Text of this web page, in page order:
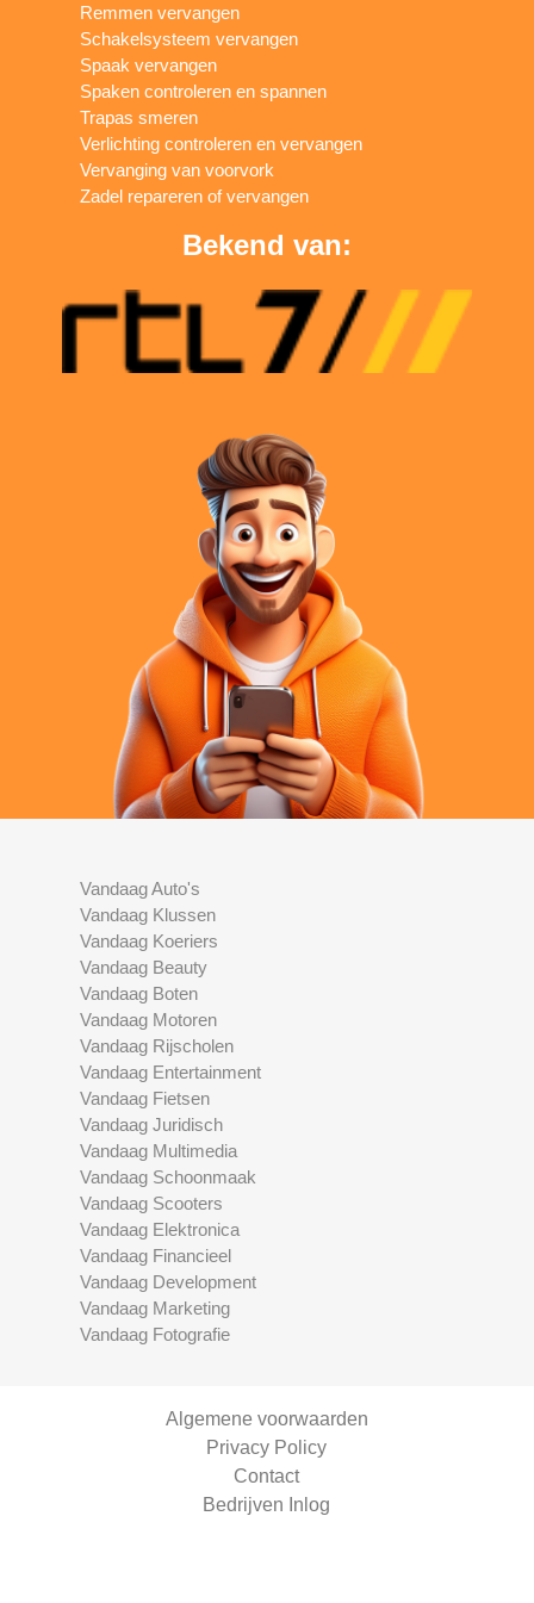
Remmen vervangen
Schakelsysteem vervangen
Spaak vervangen
Spaken controleren en spannen
Trapas smeren
Verlichting controleren en vervangen
Vervanging van voorvork
Zadel repareren of vervangen
Bekend van:
Vandaag Auto's
Vandaag Klussen
Vandaag Koeriers
Vandaag Beauty
Vandaag Boten
Vandaag Motoren
Vandaag Rijscholen
Vandaag Entertainment
Vandaag Fietsen
Vandaag Juridisch
Vandaag Multimedia
Vandaag Schoonmaak
Vandaag Scooters
Vandaag Elektronica
Vandaag Financieel
Vandaag Development
Vandaag Marketing
Vandaag Fotografie
Algemene voorwaarden
Privacy Policy
Contact
Bedrijven Inlog